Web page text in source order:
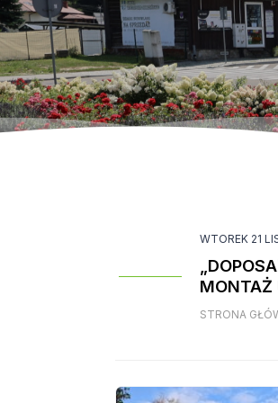
WTOREK 21
MONTAŻ
STRONA